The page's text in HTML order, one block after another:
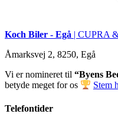
Koch Biler - Egå | CUPRA
Åmarksvej 2, 8250, Egå
Vi er nomineret til “Byens
betyde meget for os
Stem
Telefontider